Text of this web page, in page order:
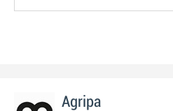
Agripa